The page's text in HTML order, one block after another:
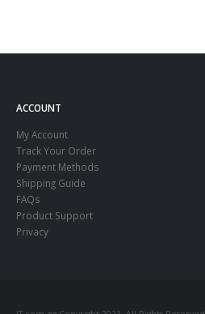
ACCOUNT
My Account
Track Your Order
Payment Methods
Shipping Guide
FAQs
Product Support
Privacy